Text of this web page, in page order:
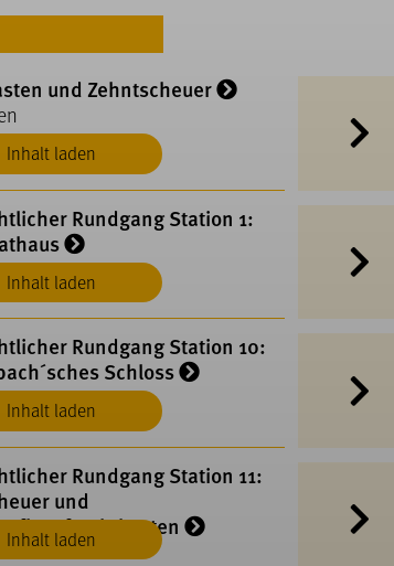
Inhalt laden
und Zehntscheuer
Inhalt laden
Rundgang Station 1:
Inhalt laden
Rundgang Station 10:
Schloss
Inhalt laden
Rundgang Station 11:
und